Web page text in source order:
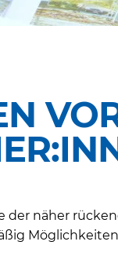
der näher